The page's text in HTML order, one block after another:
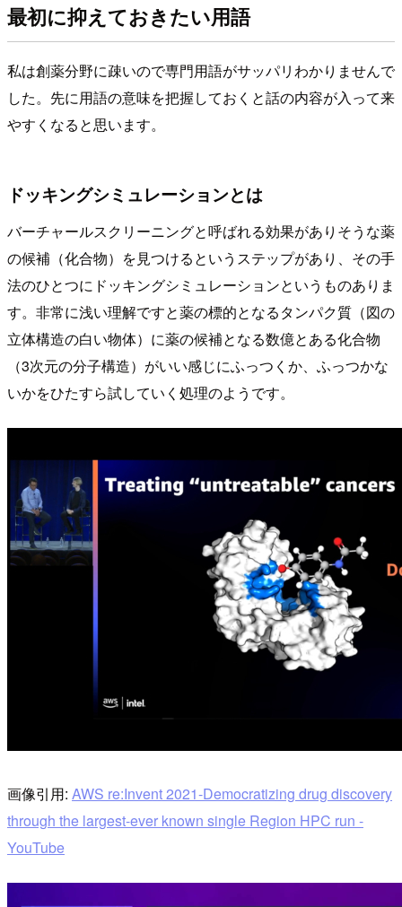
最初に抑えておきたい用語
私は創薬分野に疎いので専門用語がサッパリわかりませんで
した。先に用語の意味を把握しておくと話の内容が入って来
やすくなると思います。
ドッキングシミュレーションとは
バーチャールスクリーニングと呼ばれる効果がありそうな薬
の候補（化合物）を見つけるというステップがあり、その手
法のひとつにドッキングシミュレーションというものありま
す。非常に浅い理解ですと薬の標的となるタンパク質（図の
立体構造の白い物体）に薬の候補となる数億とある化合物
（3次元の分子構造）がいい感じにふっつくか、ふっつかな
いかをひたすら試していく処理のようです。
画像引用: AWS re:Invent 2021-Democratizing drug discovery
through the largest-ever known single Region HPC run -
YouTube